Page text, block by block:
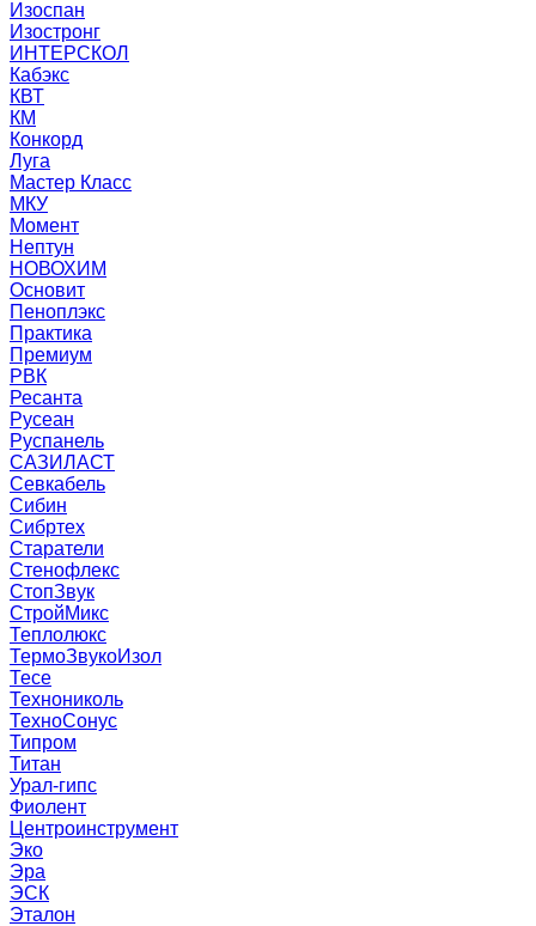
Изоспан
Изостронг
ИНТЕРСКОЛ
Кабэкс
КВТ
КМ
Конкорд
Луга
Мастер Класс
МКУ
Момент
Нептун
НОВОХИМ
Основит
Пеноплэкс
Практика
Премиум
РВК
Ресанта
Русеан
Руспанель
САЗИЛАСТ
Севкабель
Сибин
Сибртех
Старатели
Стенофлекс
СтопЗвук
СтройМикс
Теплолюкс
ТермоЗвукоИзол
Тесе
Технониколь
ТехноСонус
Типром
Титан
Урал-гипс
Фиолент
Центроинструмент
Эко
Эра
ЭСК
Эталон